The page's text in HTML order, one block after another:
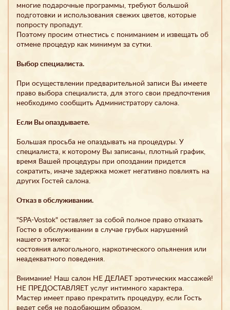
многие подарочные программы, требуют большой
подготовки и использования свежих цветов, которые
попросту пропадут.
Поэтому просим отнестись с пониманием и извещать об
отмене процедур как минимум за сутки.
Выбор специалиста.
При осуществлении предварительной записи Вы имеете
право выбора специалиста, для этого свои предпочтения
необходимо сообщить Администратору салона.
Если Вы опаздываете.
Большая просьба не опаздывать на процедуры. У
специалиста, к которому Вы записаны, плотный график,
время Вашей процедуры при опоздании придется
сократить, иначе задержка может негативно повлиять на
других Гостей салона.
Отказ в обслуживании.
"SPA-Vostok" оставляет за собой полное право отказать
Гостю в обслуживании в случае грубых нарушений
нашего этикета:
состояния алкогольного, наркотического опьянения или
неадекватного поведения.
Внимание! Наш салон НЕ ДЕЛАЕТ эротических массажей!
НЕ ПРЕДОСТАВЛЯЕТ услуг интимного характера.
Мастер имеет право прекратить процедуру, если Гость
ведет себя не подобающим образом.